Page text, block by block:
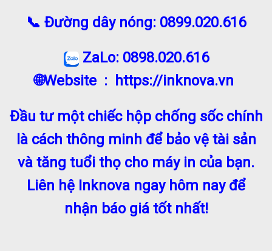
📞 Đường dây nóng: 0899.020.616
ZaLo: 0898.020.616
🌐Website : https://inknova.vn
Đầu tư một chiếc hộp chống sốc chính
là cách thông minh để bảo vệ tài sản
và tăng tuổi thọ cho máy in của bạn.
Liên hệ Inknova ngay hôm nay để
nhận báo giá tốt nhất!